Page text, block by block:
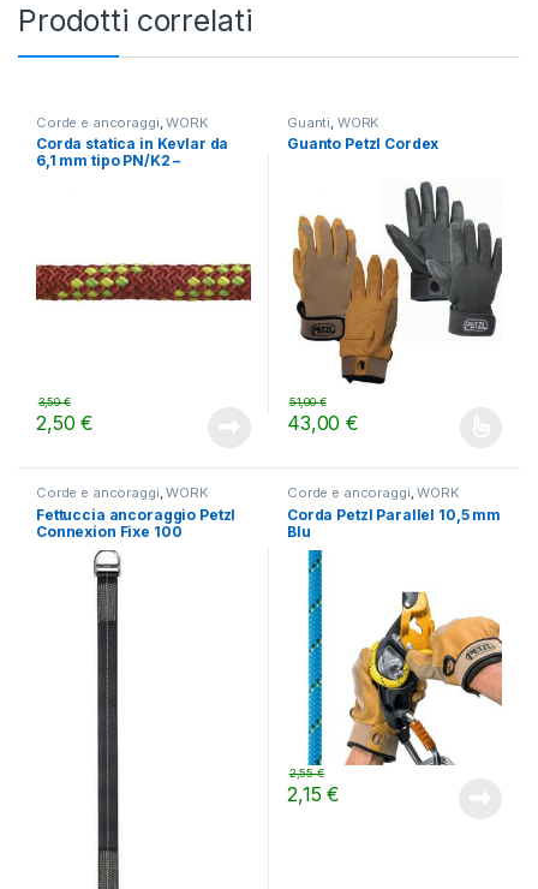
Prodotti correlati
Corde e ancoraggi ,WORK
Corda statica in Kevlar da
6,1 mm tipo PN/K2 –
2,50€
3,50€
Guanti WORK
Guanto Petzl Cordex
43,00€
51,00€
Questo prodotto ha più
Corde e ancoraggi,WORK
Fettuccia ancoraggio Petzl
Connexion Fixe 100
Corde e ancoraggi,WORK
Corda Petzl Parallel 10,5 mm
Blu
2,15€
2,55€